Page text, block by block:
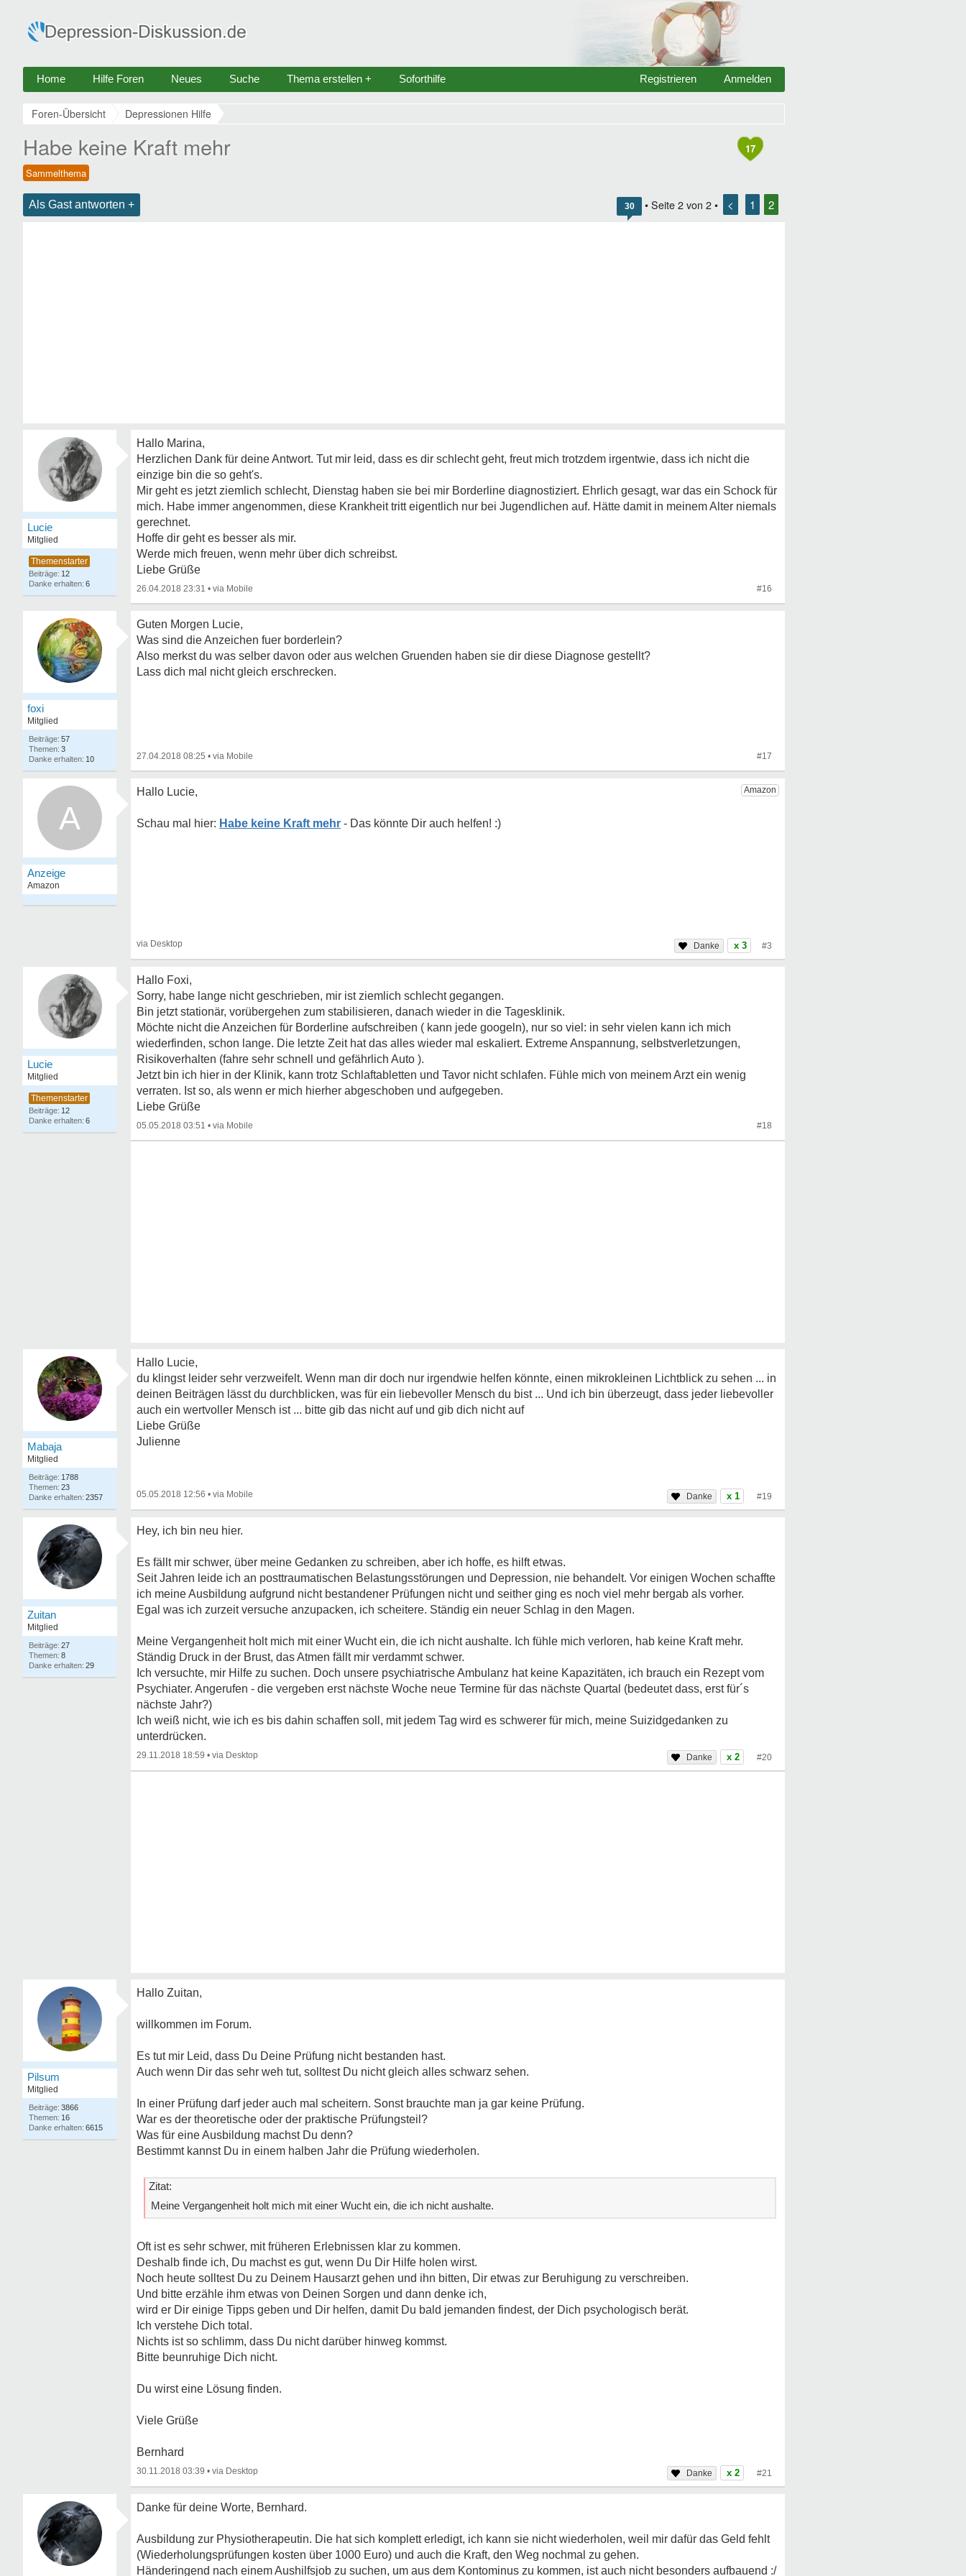
Home Hilfe Foren Neues Suche Thema erstellen + Soforthilfe Anmelden
Registrieren
Foren-Übersicht Depressionen Hilfe
17
Habe keine Kraft mehr
Als Gast antworten + 30 • Seite 2 von 2 • < 1 2
Lucie
Mitglied
12
6
Hallo Marina,
Herzlichen Dank für deine Antwort. Tut mir leid, dass es dir schlecht geht, freut mich trotzdem irgentwie, dass ich nicht die
einzige bin die so geht's.
Mir geht es jetzt ziemlich schlecht, Dienstag haben sie bei mir Borderline diagnostiziert. Ehrlich gesagt, war das ein Schock für
mich. Habe immer angenommen, diese Krankheit tritt eigentlich nur bei Jugendlichen auf. Hätte damit in meinem Alter niemals
gerechnet.
Hoffe dir geht es besser als mir.
Werde mich freuen, wenn mehr über dich schreibst.
Liebe Grüße
26.04.2018 23:31 • #16
foxi
Mitglied
57
3
10
Guten Morgen Lucie,
Was sind die Anzeichen fuer borderlein?
Also merkst du was selber davon oder aus welchen Gruenden haben sie dir diese Diagnose gestellt?
Lass dich mal nicht gleich erschrecken.
27.04.2018 08:25 • #17
A
Hallo Lucie,
Habe keine Kraft mehr
x 3 #3
Lucie
Mitglied
12
6
Hallo Foxi,
Sorry, habe lange nicht geschrieben, mir ist ziemlich schlecht gegangen.
Bin jetzt stationär, vorübergehen zum stabilisieren, danach wieder in die Tagesklinik.
Möchte nicht die Anzeichen für Borderline aufschreiben ( kann jede googeln), nur so viel: in sehr vielen kann ich mich
wiederfinden, schon lange. Die letzte Zeit hat das alles wieder mal eskaliert. Extreme Anspannung, selbstverletzungen,
Risikoverhalten (fahre sehr schnell und gefährlich Auto ).
Jetzt bin ich hier in der Klinik, kann trotz Schlaftabletten und Tavor nicht schlafen. Fühle mich von meinem Arzt ein wenig
verraten. Ist so, als wenn er mich hierher abgeschoben und aufgegeben.
Liebe Grüße
05.05.2018 03:51 • #18
Mabaja
Mitglied
1788
23
2357
Hallo Lucie,
du klingst leider sehr verzweifelt. Wenn man dir doch nur irgendwie helfen könnte, einen mikrokleinen Lichtblick zu sehen ... in
deinen Beiträgen lässt du durchblicken, was für ein liebevoller Mensch du bist ... Und ich bin überzeugt, dass jeder liebevoller
auch ein wertvoller Mensch ist ... bitte gib das nicht auf und gib dich nicht auf
Liebe Grüße
Julienne
05.05.2018 12:56 • x 1 #19
Zuitan
Mitglied
27
8
29
Hey, ich bin neu hier.
Es fällt mir schwer, über meine Gedanken zu schreiben, aber ich hoffe, es hilft etwas.
Seit Jahren leide ich an posttraumatischen Belastungsstörungen und Depression, nie behandelt. Vor einigen Wochen schaffte
ich meine Ausbildung aufgrund nicht bestandener Prüfungen nicht und seither ging es noch viel mehr bergab als vorher.
Egal was ich zurzeit versuche anzupacken, ich scheitere. Ständig ein neuer Schlag in den Magen.
Meine Vergangenheit holt mich mit einer Wucht ein, die ich nicht aushalte. Ich fühle mich verloren, hab keine Kraft mehr.
Ständig Druck in der Brust, das Atmen fällt mir verdammt schwer.
Ich versuchte, mir Hilfe zu suchen. Doch unsere psychiatrische Ambulanz hat keine Kapazitäten, ich brauch ein Rezept vom
Psychiater. Angerufen - die vergeben erst nächste Woche neue Termine für das nächste Quartal (bedeutet dass, erst für´s
nächste Jahr?)
Ich weiß nicht, wie ich es bis dahin schaffen soll, mit jedem Tag wird es schwerer für mich, meine Suizidgedanken zu
unterdrücken.
29.11.2018 18:59 • x 2 #20
Pilsum
Mitglied
3866
16
6615
Hallo Zuitan,
willkommen im Forum.
Es tut mir Leid, dass Du Deine Prüfung nicht bestanden hast.
Auch wenn Dir das sehr weh tut, solltest Du nicht gleich alles schwarz sehen.
In einer Prüfung darf jeder auch mal scheitern. Sonst brauchte man ja gar keine Prüfung.
War es der theoretische oder der praktische Prüfungsteil?
Was für eine Ausbildung machst Du denn?
Bestimmt kannst Du in einem halben Jahr die Prüfung wiederholen.
Zitat:
Meine Vergangenheit holt mich mit einer Wucht ein, die ich nicht aushalte.
Oft ist es sehr schwer, mit früheren Erlebnissen klar zu kommen.
Deshalb finde ich, Du machst es gut, wenn Du Dir Hilfe holen wirst.
Noch heute solltest Du zu Deinem Hausarzt gehen und ihn bitten, Dir etwas zur Beruhigung zu verschreiben.
Und bitte erzähle ihm etwas von Deinen Sorgen und dann denke ich,
wird er Dir einige Tipps geben und Dir helfen, damit Du bald jemanden findest, der Dich psychologisch berät.
Ich verstehe Dich total.
Nichts ist so schlimm, dass Du nicht darüber hinweg kommst.
Bitte beunruhige Dich nicht.
Du wirst eine Lösung finden.
Viele Grüße
Bernhard
30.11.2018 03:39 • x 2 #21
Danke für deine Worte, Bernhard.
Ausbildung zur Physiotherapeutin. Die hat sich komplett erledigt, ich kann sie nicht wiederholen, weil mir dafür das Geld fehlt
(Wiederholungsprüfungen kosten über 1000 Euro) und auch die Kraft, den Weg nochmal zu gehen.
Händeringend nach einem Aushilfsjob zu suchen, um aus dem Kontominus zu kommen, ist auch nicht besonders aufbauend :/